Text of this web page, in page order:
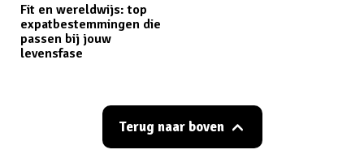
Fit en wereldwijs: top
expatbestemmingen die
passen bij jouw
levensfase
Terug naar boven